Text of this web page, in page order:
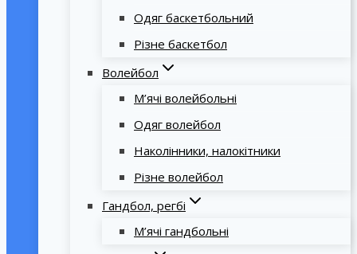
Одяг баскетбольний
Різне баскетбол
Волейбол
М’ячі волейбольні
Одяг волейбол
Наколінники, налокітники
Різне волейбол
Гандбол, регбі
М’ячі гандбольні